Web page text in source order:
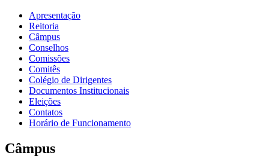
Apresentação
Reitoria
Câmpus
Conselhos
Comissões
Comitês
Colégio de Dirigentes
Documentos Institucionais
Eleições
Contatos
Horário de Funcionamento
Câmpus